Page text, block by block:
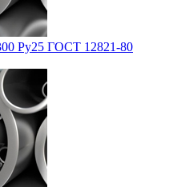
Ру25 ГОСТ 12821-80